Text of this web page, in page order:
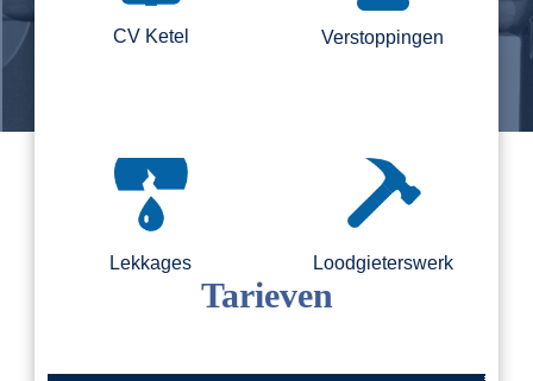
CV Ketel Verstoppingen
Lekkages Loodgieterswerk
Tarieven